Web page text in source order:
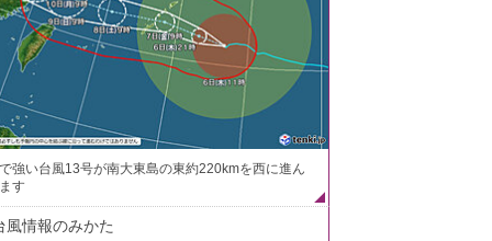
強い台風13号が南大東島の東約220kmを西に進ん
す
風情報のみかた